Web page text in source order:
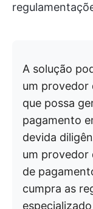
A solução
um provedor
que possa
pagamento
devida
um provedor
de
cumpra as